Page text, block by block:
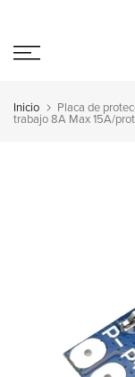
al
Inicio
Placa de
trabajo 8A Max 15A/